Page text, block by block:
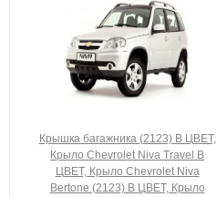
Крышка багажника (2123) В ЦВЕТ,
Крыло Chevrolet Niva Travel В
ЦВЕТ, Крыло Chevrolet Niva
Bertone (2123) В ЦВЕТ, Крыло